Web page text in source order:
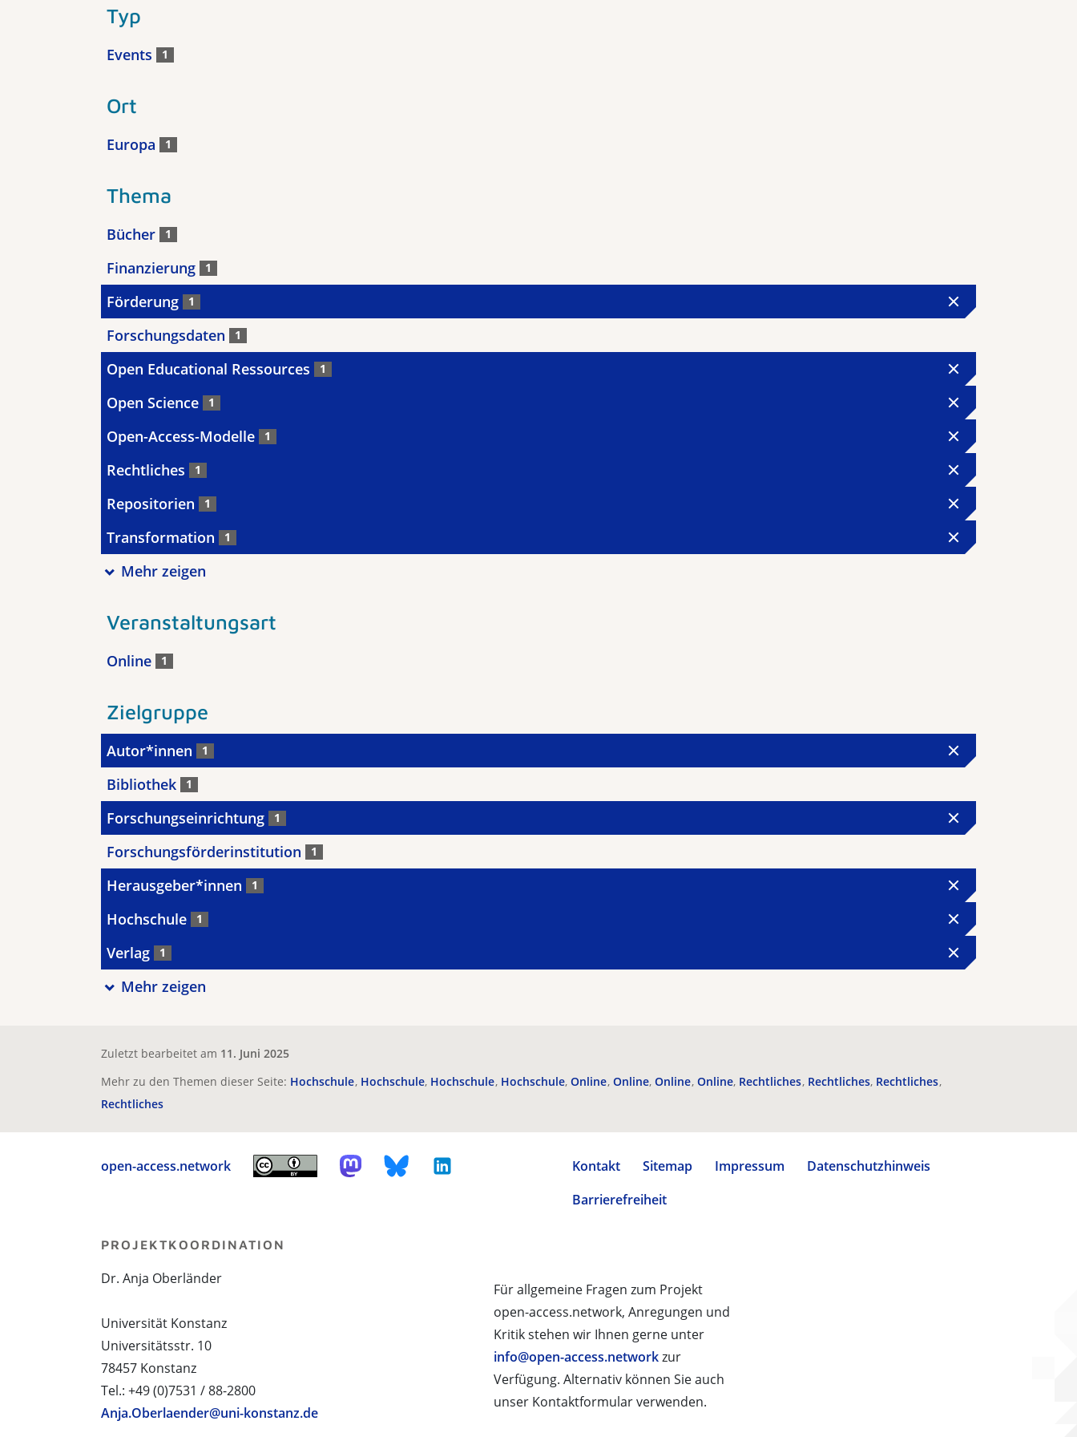
Typ
Events 1
Ort
Europa 1
Thema
Bücher 1
Finanzierung 1
Förderung 1
Forschungsdaten 1
Open Educational Ressources 1
Open Science 1
Open-Access-Modelle 1
Rechtliches 1
Repositorien 1
Transformation 1
Mehr zeigen
Veranstaltungsart
Online 1
Zielgruppe
Autor*innen 1
Bibliothek 1
Forschungseinrichtung 1
Forschungsförderinstitution 1
Herausgeber*innen 1
Hochschule 1
Verlag 1
Mehr zeigen
Zuletzt bearbeitet am 11. Juni 2025
Mehr zu den Themen dieser Seite: Hochschule Hochschule Hochschule Hochschule Online Online Online Online Rechtliches Rechtliches Rechtliches
Rechtliches
open-access.network Kontakt Sitemap Impressum
Datenschutzhinweis
Barrierefreiheit
Für allgemeine Fragen zum Projekt
open-access.network, Anregungen und
Kritik stehen wir Ihnen gerne unter
info@open-access.networkzur
Verfügung. Alternativ können Sie auch
unser Kontaktformular verwenden.
PROJEKTKOORDINATION
Dr. Anja Oberländer
Universität Konstanz
Universitätsstr. 10
78457 Konstanz
Tel.: +49 (0)7531 / 88-2800
Anja.Oberlaender@uni-konstanz.de